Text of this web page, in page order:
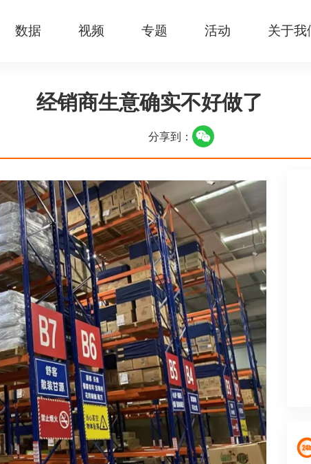
数据 视频 专题 活动 关于我
经销商生意确实不好做了
分享到：